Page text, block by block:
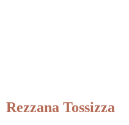
Rezzana Tossizza